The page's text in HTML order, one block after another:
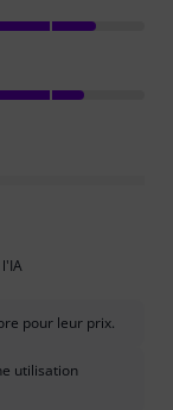
pour leur prix.
utilisation